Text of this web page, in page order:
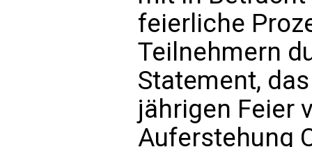
feierliche
Teilnehmern
Statement,
jährigen Feier
Auferstehung